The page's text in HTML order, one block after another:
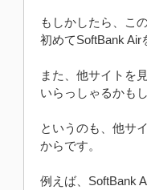
もしかしたら、こ
初めてSoftBank Air
また、他サイトを
いらっしゃるかも
というのも、他サ
からです。
例えば、SoftBank